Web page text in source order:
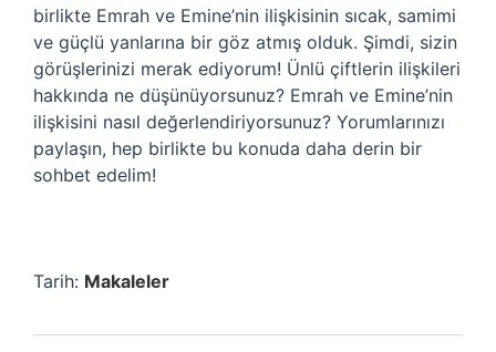
birlikte Emrah ve Emine’nin ilişkisinin sıcak, samimi
ve güçlü yanlarına bir göz atmış olduk. Şimdi, sizin
görüşlerinizi merak ediyorum! Ünlü çiftlerin ilişkileri
hakkında ne düşünüyorsunuz? Emrah ve Emine’nin
ilişkisini nasıl değerlendiriyorsunuz? Yorumlarınızı
paylaşın, hep birlikte bu konuda daha derin bir
sohbet edelim!
Tarih: Makaleler